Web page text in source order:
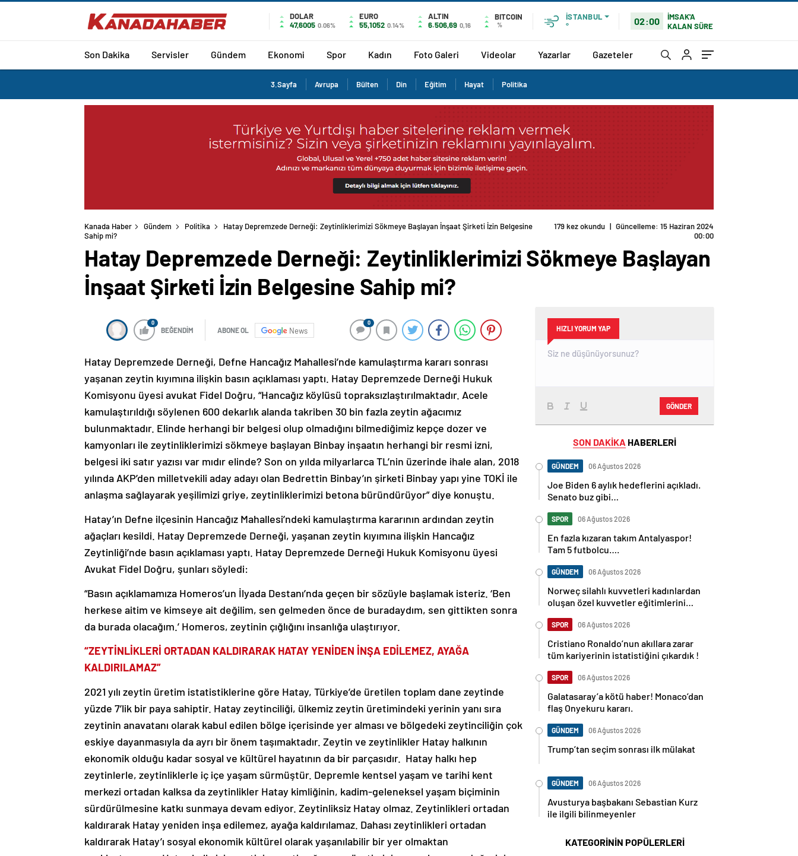
DOLAR
47,6005 0.06%
EURO
55,1052 0.14%
ALTIN
6.506,69 0,16
BITCOIN
%
İSTANBUL
°
02:00
İMSAK'A
KALAN SÜRE
Son Dakika Servisler Gündem Ekonomi Spor Kadın Foto Galeri Videolar Yazarlar Gazeteler
3.Sayfa Avrupa Bülten Din Eğitim Hayat Politika
Kanada Haber Gündem Politika Hatay Depremzede Derneği: Zeytinliklerimizi Sökmeye Başlayan İnşaat Şirketi İzin Belgesine Sahip mi?
Hatay Depremzede Derneği: Zeytinliklerimizi Sökmeye Başlayan
İnşaat Şirketi İzin Belgesine Sahip mi?
News
yaşanan zeytin kıyımına ilişkin basın açıklaması yaptı. Hatay Depremzede Derneği Hukuk
Komisyonu üyesi avukat Fidel Doğru, “Hancağız köylüsü topraksızlaştırılmaktadır. Acele
kamulaştırıldığı söylenen 600 dekarlık alanda takriben 30 bin fazla zeytin ağacımız
bulunmaktadır. Elinde herhangi bir belgesi olup olmadığını bilmediğimiz kepçe dozer ve
kamyonları ile zeytinliklerimizi sökmeye başlayan Binbay inşaatın herhangi bir resmi izni,
belgesi iki satır yazısı var mıdır elinde? Son on yılda milyarlarca TL’nin üzerinde ihale alan, 2018
yılında AKP’den milletvekili aday adayı olan Bedrettin Binbay’ın şirketi Binbay yapı yine TOKİ ile
anlaşma sağlayarak yeşilimizi griye, zeytinliklerimizi betona büründürüyor” diye konuştu.
ağaçları kesildi. Hatay Depremzede Derneği, yaşanan zeytin kıyımına ilişkin Hancağız
Zeytinliği’nde basın açıklaması yaptı. Hatay Depremzede Derneği Hukuk Komisyonu üyesi
Avukat Fidel Doğru, şunları söyledi:
herkese aitim ve kimseye ait değilim, sen gelmeden önce de buradaydım, sen gittikten sonra
da burada olacağım.’ Homeros, zeytinin çığlığını insanlığa ulaştırıyor.
KALDIRILAMAZ”
yüzde 7’lik bir paya sahiptir. Hatay zeytinciliği, ülkemiz zeytin üretimindeki yerinin yanı sıra
zeytinin anavatanı olarak kabul edilen bölge içerisinde yer alması ve bölgedeki zeytinciliğin çok
eskiye dayanmasıyla da ayrı bir önem taşımaktadır. Zeytin ve zeytinlikler Hatay halkının
ekonomik olduğu kadar sosyal ve kültürel hayatının da bir parçasıdır. Hatay halkı hep
zeytinlerle, zeytinliklerle iç içe yaşam sürmüştür. Depremle kentsel yaşam ve tarihi kent
merkezi ortadan kalksa da zeytinlikler Hatay kimliğinin, kadim-geleneksel yaşam biçiminin
sürdürülmesine katkı sunmaya devam ediyor. Zeytinliksiz Hatay olmaz. Zeytinlikleri ortadan
kaldırarak Hatay yeniden inşa edilemez, ayağa kaldırılamaz. Dahası zeytinlikleri ortadan
kaldırarak Hatay’ı sosyal ekonomik kültürel olarak yaşanılabilir bir yer olmaktan
uzaklaştırırsınız. Hatay halkı için zeytinin, zeytin ağacının, üretiminin, var oluşunun değerini
HIZLI YORUM YAP
GÖNDER
Joe Biden 6 aylık hedeflerini açıkladı.
Senato buz gibi…
En fazla kızaran takım Antalyaspor!
Tam 5 futbolcu….
Norweç silahlı kuvvetleri kadınlardan
oluşan özel kuvvetler eğitimlerini
başlattı.
Cristiano Ronaldo’nun akıllara zarar
tüm kariyerinin istatistiğini çıkardık !
Galatasaray’a kötü haber! Monaco’dan
flaş Onyekuru kararı.
Trump’tan seçim sonrası ilk mülakat
Avusturya başbakanı Sebastian Kurz
ile ilgili bilinmeyenler